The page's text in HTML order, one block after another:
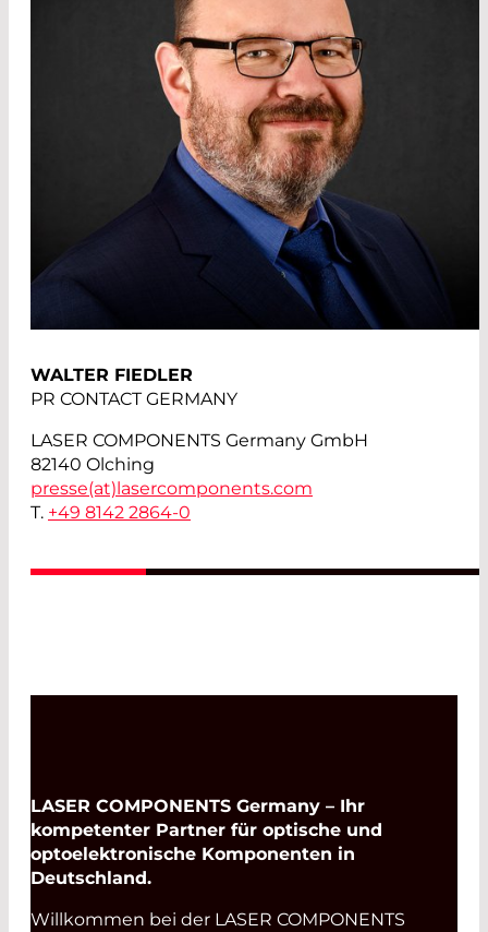
WALTER FIEDLER
PR CONTACT GERMANY
LASER COMPONENTS Germany GmbH
82140 Olching
presse(at)lasercomponents.com
T. +49 8142 2864-0
LASER COMPONENTS Germany – Ihr
kompetenter Partner für optische und
optoelektronische Komponenten in
Deutschland.
Willkommen bei der LASER COMPONENTS